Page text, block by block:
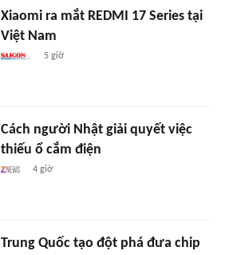
Xiaomi ra mắt REDMI 17 Series tại
Việt Nam
5 giờ
Cách người Nhật giải quyết việc
thiếu ổ cắm điện
4 giờ
Trung Quốc tạo đột phá đưa chip